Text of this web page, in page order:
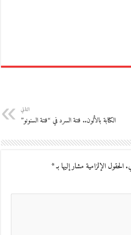
التالي
الكتابة بالألون.. فتنة السرد في “فتنة السنونو”
الحقول الإلزامية مشار إليها بـ*